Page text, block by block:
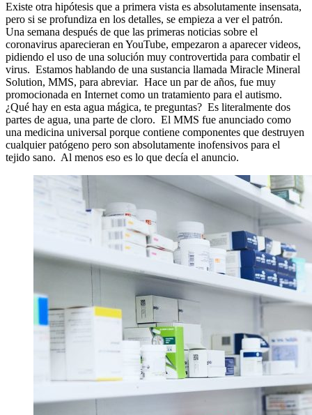
Existe otra hipótesis que a primera vista es absolutamente insensata,
pero si se profundiza en los detalles, se empieza a ver el patrón.
Una semana después de que las primeras noticias sobre el
coronavirus aparecieran en YouTube, empezaron a aparecer videos,
pidiendo el uso de una solución muy controvertida para combatir el
virus. Estamos hablando de una sustancia llamada Miracle Mineral
Solution, MMS, para abreviar. Hace un par de años, fue muy
promocionada en Internet como un tratamiento para el autismo.
¿Qué hay en esta agua mágica, te preguntas? Es literalmente dos
partes de agua, una parte de cloro. El MMS fue anunciado como
una medicina universal porque contiene componentes que destruyen
cualquier patógeno pero son absolutamente inofensivos para el
tejido sano. Al menos eso es lo que decía el anuncio.